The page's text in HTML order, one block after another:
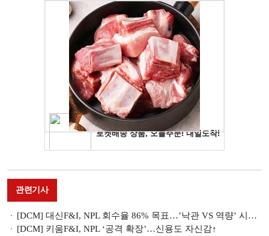
관련기사
[DCM] 대신F&I, NPL 회수율 86% 목표…’낙관 VS 역량’ 시험대
[DCM] 키움F&I, NPL ‘공격 확장’…신용도 자신감↑